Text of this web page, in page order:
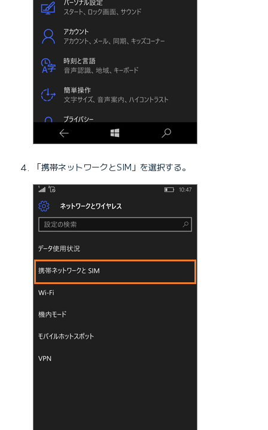
「携帯ネットワークとSIM」を選択する。